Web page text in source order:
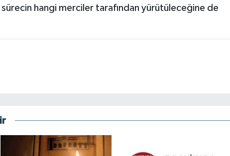
hangi merciler tarafından yürütüleceğine de